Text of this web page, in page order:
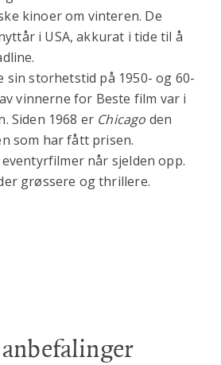
kinoer om vinteren. De
i USA, akkurat i tide til å
sin storhetstid på 1950- og 60-
vinnerne for Beste film var i
Siden 1968 er Chicago den
som har fått prisen.
når sjelden opp.
grøssere og thrillere.
anbefalinger